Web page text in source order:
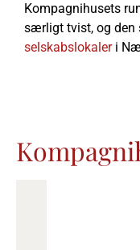
Kompagnihusets
særligt tvist, og den
selskabslokaleri